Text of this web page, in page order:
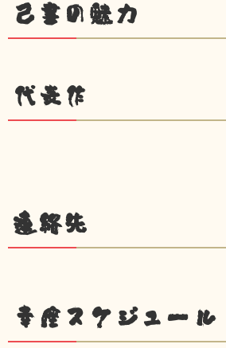
己書の魅力
代表作
連絡先
幸座スケジュール